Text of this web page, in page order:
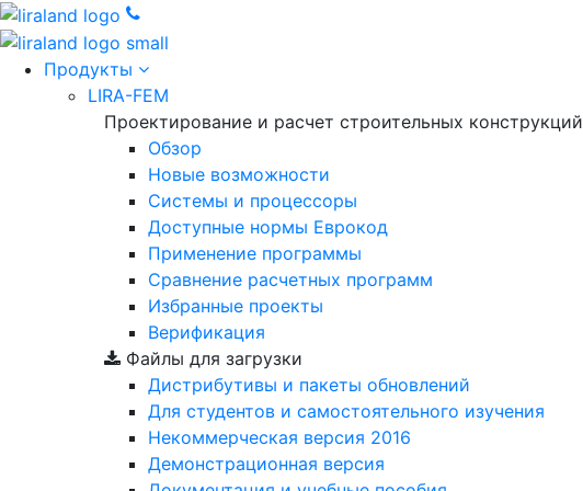
Продукты
LIRA-FEM
Проектирование и расчет строительных конструкций
Обзор
Новые возможности
Cистемы и процессоры
Доступные нормы Еврокод
Применение программы
Сравнение расчетных программ
Избранные проекты
Верификация
Файлы для загрузки
Дистрибутивы и пакеты обновлений
Для студентов и самостоятельного изучения
Некоммерческая версия 2016
Демонстрационная версия